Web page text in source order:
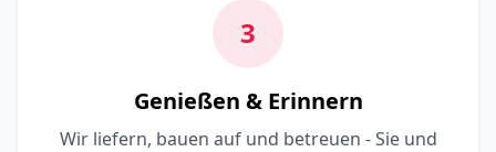
3
Genießen & Erinnern
Wir liefern, bauen auf und betreuen - Sie und